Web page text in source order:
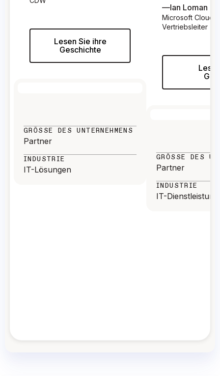
Lesen Sie ihre
Geschichte
GRÖSSE DES UNTERNEHMENS
Partner
INDUSTRIE
IT-Lösungen
—Ian Loman
Microsoft Cloud-
Vertriebsleiter
GRÖSSE DES
Partner
INDUSTRIE
IT-